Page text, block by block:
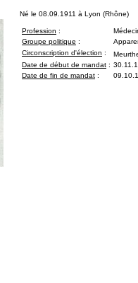
Né le 08.09.1911 à Lyon (Rhône)
Profession :
Groupe politique :
Circonscription d'élection :
Date de début de mandat :
Date de fin de mandat :